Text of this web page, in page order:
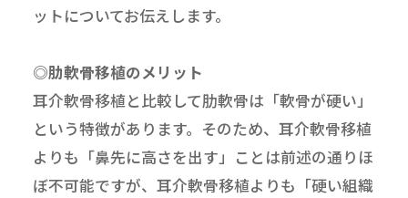
ットについてお伝えします。
◎肋軟骨移植のメリット
耳介軟骨移植と比較して肋軟骨は「軟骨が硬い」
という特徴があります。そのため、耳介軟骨移植
よりも「鼻先に高さを出す」ことは前述の通りほ
ぼ不可能ですが、耳介軟骨移植よりも「硬い組織